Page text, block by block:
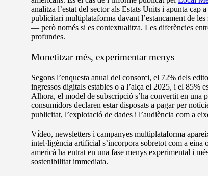
analitza l’estat del sector als Estats Units i apunta cap
publicitari multiplataforma davant l’estancament de
— però només si es contextualitza. Les diferències
profundes.
Monetitzar més, experimentar menys
Segons l’enquesta anual del consorci, el 72% dels
ingressos digitals estables o a l’alça el 2025, i el 85%
Alhora, el model de subscripció s’ha convertit en una
consumidors declaren estar disposats a pagar per
publicitat, l’explotació de dades i l’audiència com a
Vídeo, newsletters i campanyes multiplataforma
intel·ligència artificial s’incorpora sobretot com a
americà ha entrat en una fase menys experimental i
sostenibilitat immediata.